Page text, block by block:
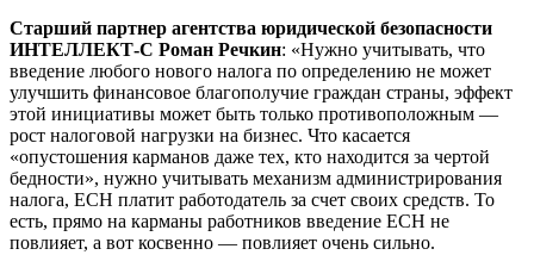
Старший партнер агентства юридической безопасности
ИНТЕЛЛЕКТ-С Роман Речкин: «Нужно учитывать, что
введение любого нового налога по определению не может
улучшить финансовое благополучие граждан страны, эффект
этой инициативы может быть только противоположным —
рост налоговой нагрузки на бизнес. Что касается
«опустошения карманов даже тех, кто находится за чертой
бедности», нужно учитывать механизм администрирования
налога, ЕСН платит работодатель за счет своих средств. То
есть, прямо на карманы работников введение ЕСН не
повлияет, а вот косвенно — повлияет очень сильно.